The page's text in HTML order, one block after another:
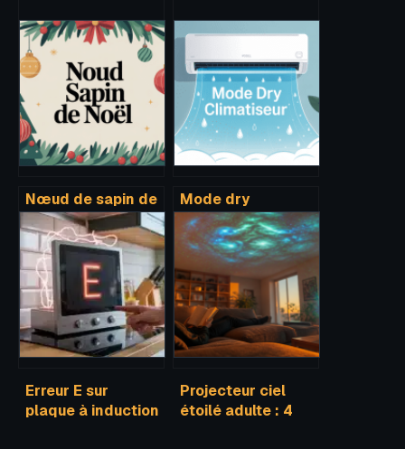
Nœud de sapin de
noël techniques et
styles pour une
déco élégante
Mode dry
climatiseur :
fonctionnement,
utilité et bons
réglages
Erreur E sur
plaque à induction
Projecteur ciel
étoilé adulte : 4